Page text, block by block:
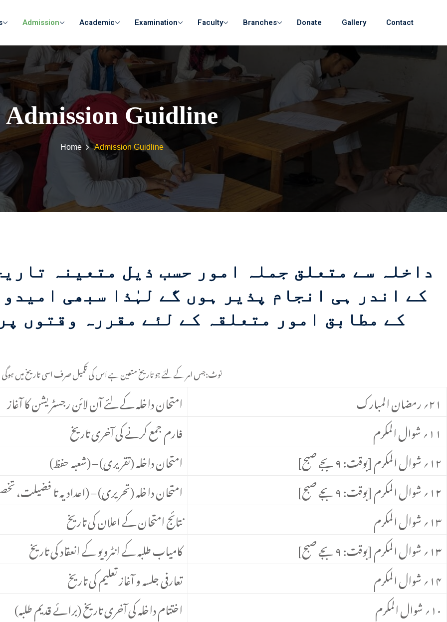
Admission Academic Examination Faculty Branches Donate Gallery Contact
Admission Guidline
Home Admission Guidline
داخلہ سے متعلق جملہ امور حسب ذیل متعینہ
کے اندر ہی انجام پذیر ہوں گے لہٰذا سبھی
کے مطابق امور متعلقہ کے لئے مقررہ وقتوں
نوٹ:جس امر کے لئے جو تاریخ متعین ہے اس کی تکمیل صرف اسی تاریخ میں ہوگی
۲۱؍ رمضان المبارک
امتحان داخلہ کے لئے آن لائن رجسٹریشن کا آغاز
۱۱؍ شوال المکرم
فارم جمع کرنے کی آخری تاریخ
۱۲؍ شوال المکرم [بوقت: ۹ بجے صبح]
امتحان داخلہ (تقریری) – (شعبہ حفظ)
۱۲؍ شوال المکرم [بوقت: ۹ بجے صبح]
امتحان داخلہ (تحریری) – (اعدادیہ تا
۱۳؍ شوال المکرم
نتائج امتحان کے اعلان کی تاریخ
۱۳؍ شوال المکرم [بوقت: ۹ بجے صبح]
کامیاب طلبہ کے انٹرویو کے انعقاد کی تاریخ
۱۴؍ شوال المکرم
تعارفی جلسہ و آغاز تعلیم کی تاریخ
۱۰؍ شوال المکرم
اختتام داخلہ کی آخری تاریخ (برائے قدیم طلبہ)